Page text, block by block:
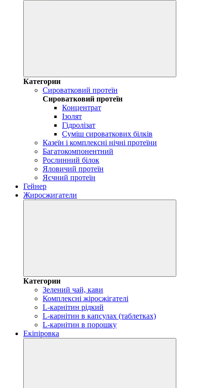
Категории
Сироватковий протеїн
Сироватковий протеїн
Концентрат
Ізолят
Гідролізат
Суміш сироваткових білків
Казеїн і комплексні нічні протеїни
Багатокомпонентний
Рослинний білок
Яловичий протеїн
Яєчний протеїн
Гейнер
Жиросжигатели
Категории
Зелений чай, кави
Комплексні жіросжігателі
L-карнітин рідкий
L-карнітин в капсулах (таблетках)
L-карнітин в порошку
Екіпіровка